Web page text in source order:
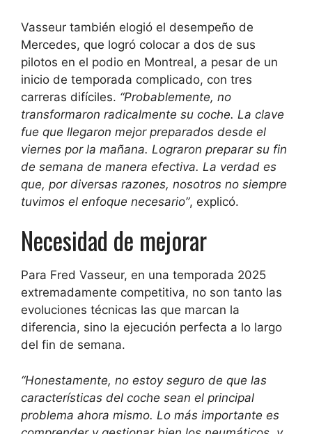
Vasseur también elogió el desempeño de
Mercedes, que logró colocar a dos de sus
pilotos en el podio en Montreal, a pesar de un
inicio de temporada complicado, con tres
carreras difíciles. “Probablemente, no
transformaron radicalmente su coche. La clave
fue que llegaron mejor preparados desde el
viernes por la mañana. Lograron preparar su fin
de semana de manera efectiva. La verdad es
que, por diversas razones, nosotros no siempre
tuvimos el enfoque necesario”, explicó.
Necesidad de mejorar
Para Fred Vasseur, en una temporada 2025
extremadamente competitiva, no son tanto las
evoluciones técnicas las que marcan la
diferencia, sino la ejecución perfecta a lo largo
del fin de semana.
“Honestamente, no estoy seguro de que las
características del coche sean el principal
problema ahora mismo. Lo más importante es